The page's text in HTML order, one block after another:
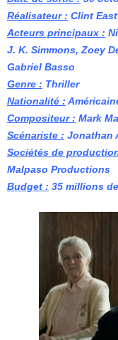
Réalisateur : Clint
Acteurs principaux :
J. K. Simmons, Zoey
Gabriel Basso
Genre : Thriller
Nationalité :
Compositeur : Mark
Scénariste : Jonathan
Sociétés de
Malpaso Productions
Budget : 35 millions